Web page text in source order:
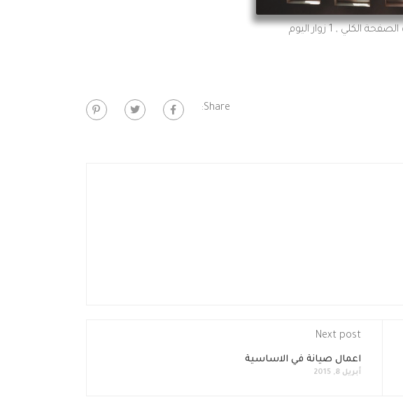
, 1 زوار اليوم
Share:
Next post
اعمال صيانة في الاساسية
أبريل 8, 2015